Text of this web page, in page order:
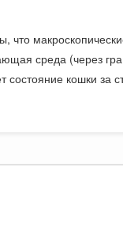
что
среда (через
состояние кошки за